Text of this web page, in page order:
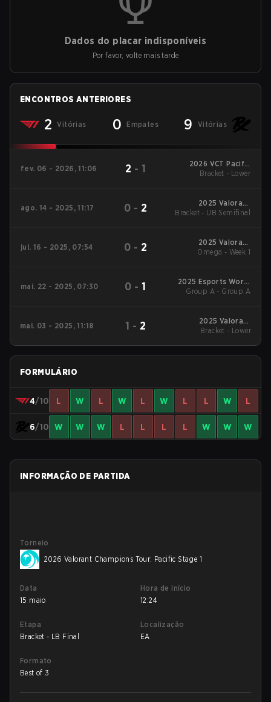
Dados do placar indisponíveis
Por favor, volte mais tarde
ENCONTROS ANTERIORES
2 Vitórias 0 Empates 9 Vitórias
fev. 06 - 2026, 11:06 2 - 1
2026 VCT Pacific
Kickoff
Bracket - Lower
ago. 14 - 2025, 11:17 0 - 2
2025 Valorant
Champions Tour:
Bracket - UB Semifinal
jul. 16 - 2025, 07:54 0 - 2
2025 Valorant
Champions Tour:
Omega - Week 1
mai. 22 - 2025, 07:30 0 -1
2025 Esports World
Cup
Group A - Group A
mai. 03 - 2025, 11:18 1 - 2
2025 Valorant
Champions Tour:
Bracket - Lower
FORMULÁRIO
4/10 L W L W L W L L W L
6/10 W W W L L L L W W W
INFORMAÇÃO DE PARTIDA
Torneio
2026 Valorant Champions Tour: Pacific Stage 1
Data
15 maio
Hora de início
12:24
Etapa
Bracket - LB Final
Localização
EA
Formato
Best of 3